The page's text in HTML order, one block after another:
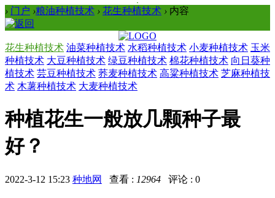
› 门户 ›粮油种植技术 › 花生种植技术 › 内容
花生种植技术 油菜种植技术 水稻种植技术 小麦种植技术 玉米
种植技术 大豆种植技术 绿豆种植技术 棉花种植技术 向日葵种
植技术 芸豆种植技术 荞麦种植技术 高粱种植技术 芝麻种植技
术 木薯种植技术 大麦种植技术
种植花生一般放几颗种子最
好？
2022-3-12 15:23 种地网 查看 : 12964 评论 : 0